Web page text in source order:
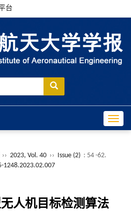
台
›› 2023, Vol. 40 ›› Issue (2) : 54 -62.
1248.2023.02.007
人机目标检测算法